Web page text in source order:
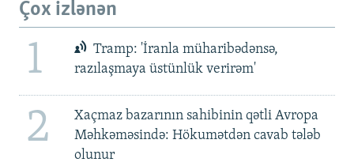
Çox izlənən
1
Tramp: 'İranla müharibədənsə,
razılaşmaya üstünlük verirəm'
2
Xaçmaz bazarının sahibinin qətli Avropa
Məhkəməsində: Hökumətdən cavab tələb
olunur